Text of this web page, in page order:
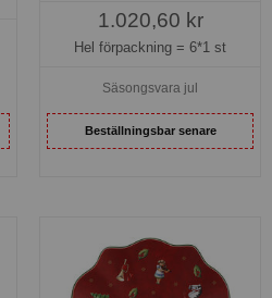
1.020,60 kr
Hel förpackning = 6*1 st
Säsongsvara jul
Beställningsbar senare